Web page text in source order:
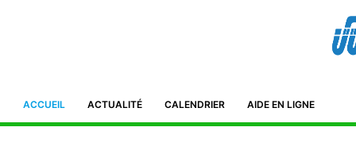
ACCUEIL ACTUALITÉ CALENDRIER AIDE EN LIGNE